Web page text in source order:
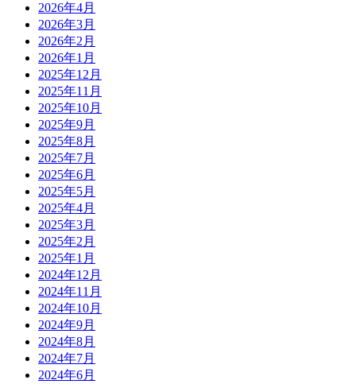
2026年4月
2026年3月
2026年2月
2026年1月
2025年12月
2025年11月
2025年10月
2025年9月
2025年8月
2025年7月
2025年6月
2025年5月
2025年4月
2025年3月
2025年2月
2025年1月
2024年12月
2024年11月
2024年10月
2024年9月
2024年8月
2024年7月
2024年6月